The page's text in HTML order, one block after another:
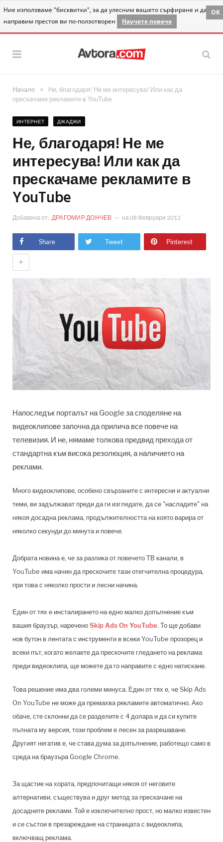
Ние използваме "бисквитки", за да улесним вашето сърфиране и да
направим престоя ви по-ползотворен
Научете повече
OK
Начало »
Не, благодаря! Не ме интересува! Или как да
прескачаме рекламите в YouTube
ИНТЕРНЕТ ДЖАДЖИ
Не, благодаря! Не ме
интересува! Или как да
прескачаме рекламите в
YouTube
Добавена от: ДРАГОМИР ДОНЧЕВ на08 Февруари 2012
Share Tweet Pinterest
+
Напоследък порталът на Google за споделяне на
видеоклипове започна да прилича все повече на
телевизия. И не, нямаме толкова предвид прехода от
стандартна към висока резолюция, а наличието на
реклами.
Много видеоклипове, особено свързаните с интересни и актуални
теми, ви задължават преди да ги изгледате, да се "насладите" на
някоя досадна реклама, продължителността на която варира от
няколко секунди до минута и повече.
Добрата новина е, че за разлика от повечето ТВ канали, в
YouTube има начин да прескочите тази отегчителна процедура,
при това с няколко прости и лесни начина.
Един от тях е инсталирането на едно малко допълнение към
вашия браузър, нареченоSkip Ads On YouTube. То ще добави
нов бутон в лентата с инструменти в всеки YouTube прозорец и
всеки път, когато желаете да прескочите гледането на реклама
преди видеоклипа, ще можете да го направите с едно натискане.
Това решение има два големи минуса. Един от тях е, че Skip Ads
On YouTube не може да премахва рекламите автоматично. Ако
обаче, сте склонни да се разделите с 4 долара и да си купите
пълната му версия, този проблем е лесен за разрешаване.
Другият негатив е, че става дума за допълнение, работещо само в
среда на браузъра Google Chrome.
За щастие на хората, предпочитащи някоя от неговите
алтернативи, съществува и друг метод за прескачане на
досадните реклами. Той е изключително прост, но малко известен
и се състои в презареждане на страницата с видеоклипа,
включващ реклама.